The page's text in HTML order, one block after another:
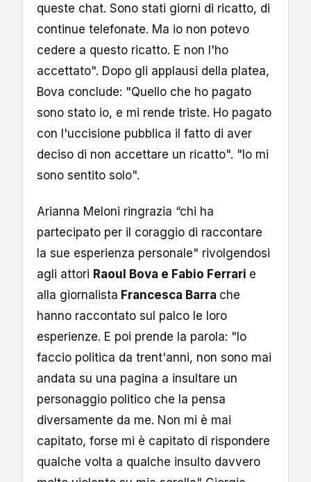
queste chat. Sono stati giorni di ricatto, di
continue telefonate. Ma io non potevo
cedere a questo ricatto. E non l'ho
accettato". Dopo gli applausi della platea,
Bova conclude: "Quello che ho pagato
sono stato io, e mi rende triste. Ho pagato
con l'uccisione pubblica il fatto di aver
deciso di non accettare un ricatto". "Io mi
sono sentito solo".
Arianna Meloni ringrazia “chi ha
partecipato per il coraggio di raccontare
la sue esperienza personale" rivolgendosi
agli attori Raoul Bova e Fabio Ferrari e
alla giornalista Francesca Barra che
hanno raccontato sul palco le loro
esperienze. E poi prende la parola: "Io
faccio politica da trent'anni, non sono mai
andata su una pagina a insultare un
personaggio politico che la pensa
diversamente da me. Non mi è mai
capitato, forse mi è capitato di rispondere
qualche volta a qualche insulto davvero